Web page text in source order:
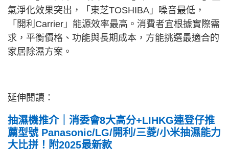
氣淨化效果突出，「東芝TOSHIBA」噪音最低，
「開利Carrier」能源效率最高。消費者宜根據實際需
求，平衡價格、功能與長期成本，方能挑選最適合的
家居除濕方案。
延伸閱讀：
抽濕機推介｜消委會8大高分+LIHKG連登仔推
薦型號 Panasonic/LG/開利/三菱/小米抽濕能力
大比拼！附2025最新款